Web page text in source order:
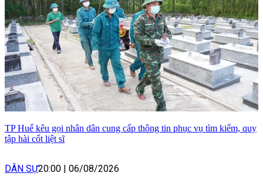
TP Huế kêu gọi nhân dân cung cấp thông tin phục vụ tìm kiếm, quy
tập hài cốt liệt sĩ
DÂN SỰ20:00 | 06/08/2026